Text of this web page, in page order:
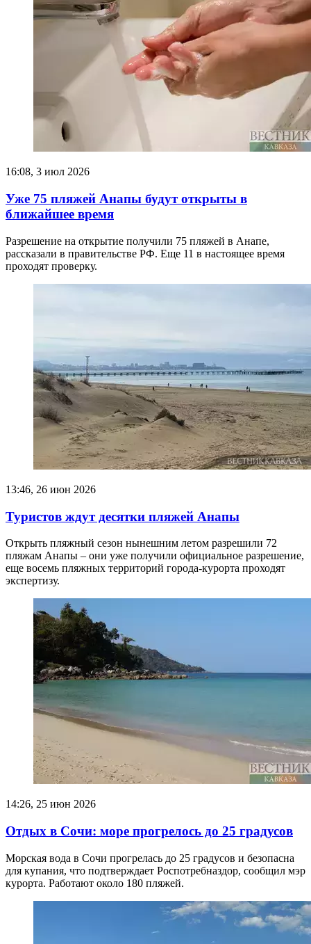
16:08, 3 июл 2026
Уже 75 пляжей Анапы будут открыты в
ближайшее время
Разрешение на открытие получили 75 пляжей в Анапе,
рассказали в правительстве РФ. Еще 11 в настоящее время
проходят проверку.
13:46, 26 июн 2026
Туристов ждут десятки пляжей Анапы
Открыть пляжный сезон нынешним летом разрешили 72
пляжам Анапы – они уже получили официальное разрешение,
еще восемь пляжных территорий города-курорта проходят
экспертизу.
14:26, 25 июн 2026
Отдых в Сочи: море прогрелось до 25 градусов
Морская вода в Сочи прогрелась до 25 градусов и безопасна
для купания, что подтверждает Роспотребназдор, сообщил мэр
курорта. Работают около 180 пляжей.